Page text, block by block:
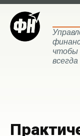
чтобы
всегда